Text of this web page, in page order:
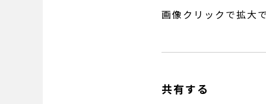
画像クリックで拡大
共有する